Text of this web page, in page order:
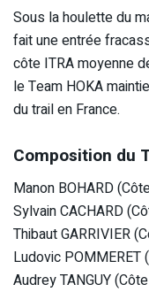
Sous la houlette du
fait une entrée
côte ITRA moyenne
le Team HOKA
du trail en France.
Composition du
Manon BOHARD
Sylvain CACHARD
Thibaut GARRIVIER
Ludovic POMMERET
Audrey TANGUY